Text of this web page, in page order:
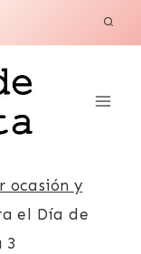
ocasión y
el Día de
3